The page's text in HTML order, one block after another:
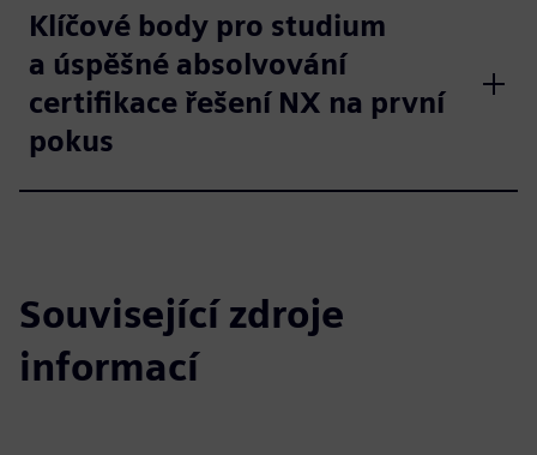
Klíčové body pro studium
a úspěšné absolvování
certifikace řešení NX na první
pokus
Související zdroje
informací